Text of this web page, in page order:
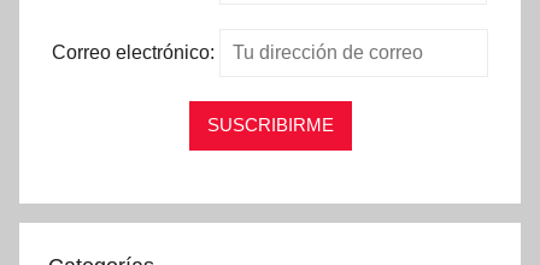
Correo electrónico: